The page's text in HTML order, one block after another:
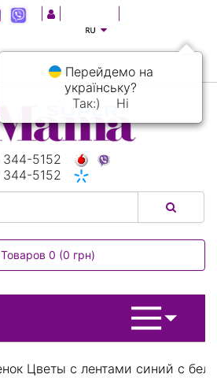
5152
5152
Товаров 0 (0 грн)
Цветы с лентами синий с
Перейдемо на
українську?
Так:)
Ні